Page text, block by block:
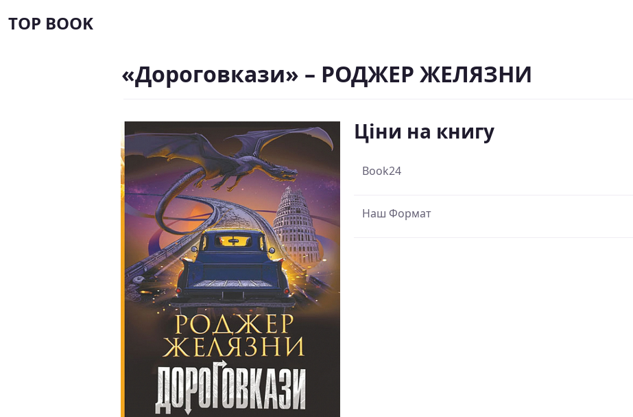
TOP BOOK
«Дороговкази» – РОДЖЕР ЖЕЛЯЗНИ
Ціни на книгу
Book24
Наш Формат